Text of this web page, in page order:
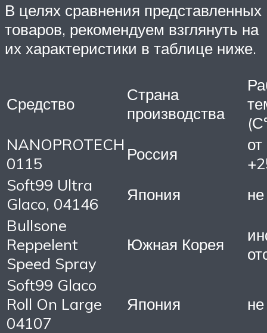
В целях сравнения представленных
товаров, рекомендуем взглянуть на
их характеристики в таблице ниже.
Средство
Страна
производства
NANOPROTECH
0115
Россия
Soft99 Ultra
Glaco, 04146
Япония
Bullsone
Reppelent
Speed Spray
Южная Корея
Soft99 Glaco
Roll On Large
04107
Япония